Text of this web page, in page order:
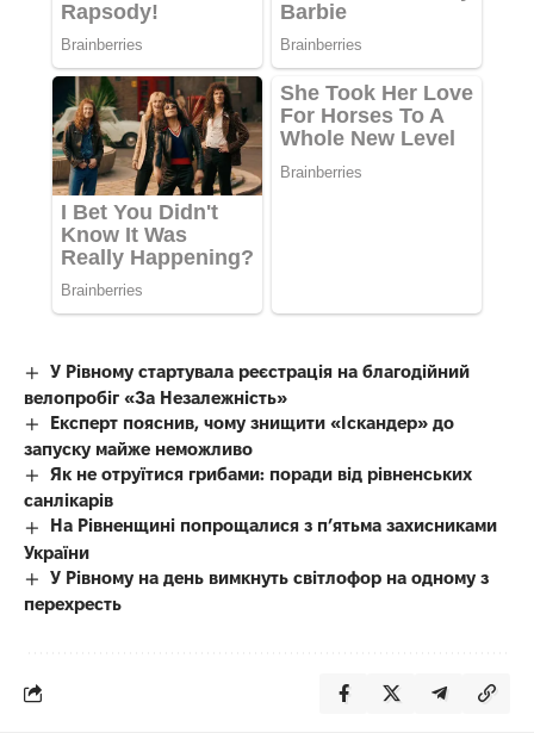
У Рівному стартувала реєстрація на благодійний
велопробіг «За Незалежність»
Експерт пояснив, чому знищити «Іскандер» до
запуску майже неможливо
Як не отруїтися грибами: поради від рівненських
санлікарів
На Рівненщині попрощалися з п’ятьма захисниками
України
У Рівному на день вимкнуть світлофор на одному з
перехресть